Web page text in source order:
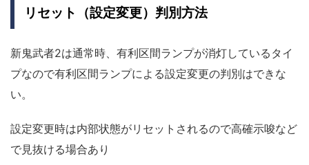
リセット（設定変更）判別方法
新鬼武者2は通常時、有利区間ランプが消灯しているタイ
プなので有利区間ランプによる設定変更の判別はできな
い。
設定変更時は内部状態がリセットされるので高確示唆など
で見抜ける場合あり